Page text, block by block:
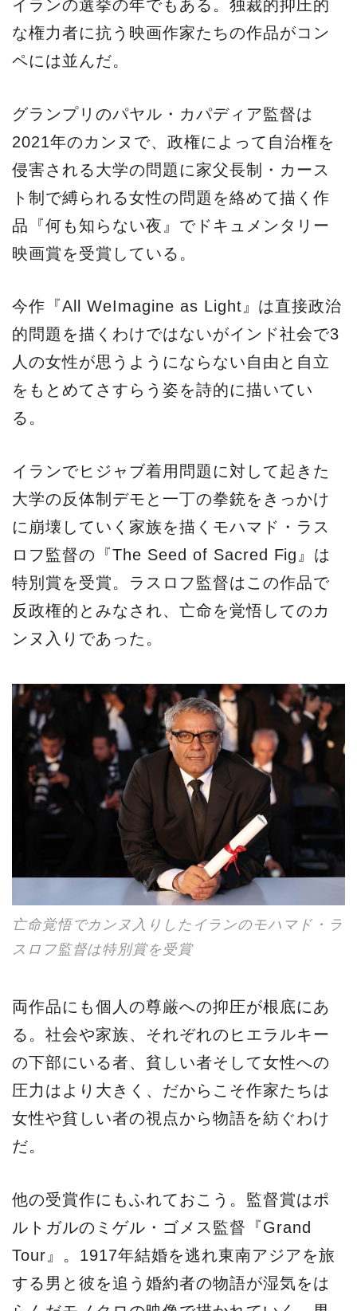
イランの選挙の年でもある。独裁的抑圧的
な権力者に抗う映画作家たちの作品がコン
ペには並んだ。
グランプリのパヤル・カパディア監督は
2021年のカンヌで、政権によって自治権を
侵害される大学の問題に家父長制・カース
ト制で縛られる女性の問題を絡めて描く作
品『何も知らない夜』でドキュメンタリー
映画賞を受賞している。
今作『All WeImagine as Light』は直接政治
的問題を描くわけではないがインド社会で3
人の女性が思うようにならない自由と自立
をもとめてさすらう姿を詩的に描いてい
る。
イランでヒジャブ着用問題に対して起きた
大学の反体制デモと一丁の拳銃をきっかけ
に崩壊していく家族を描くモハマド・ラス
ロフ監督の『The Seed of Sacred Fig』は
特別賞を受賞。ラスロフ監督はこの作品で
反政権的とみなされ、亡命を覚悟してのカ
ンヌ入りであった。
亡命覚悟でカンヌ入りしたイランのモハマド・ラ
スロフ監督は特別賞を受賞
両作品にも個人の尊厳への抑圧が根底にあ
る。社会や家族、それぞれのヒエラルキー
の下部にいる者、貧しい者そして女性への
圧力はより大きく、だからこそ作家たちは
女性や貧しい者の視点から物語を紡ぐわけ
だ。
他の受賞作にもふれておこう。監督賞はポ
ルトガルのミゲル・ゴメス監督『Grand
Tour』。1917年結婚を逃れ東南アジアを旅
する男と彼を追う婚約者の物語が湿気をは